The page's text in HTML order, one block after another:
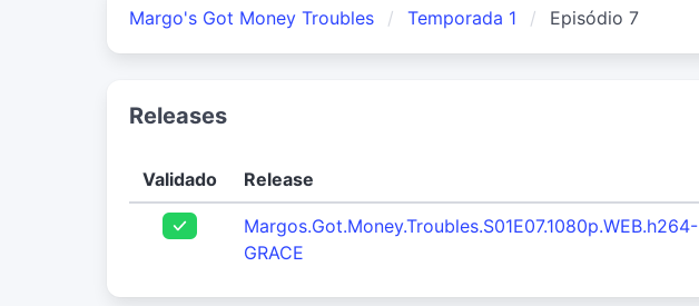
Margo's Got Money Troubles Temporada 1 Episódio 7
Releases
Validado Release
Margos.Got.Money.Troubles.S01E07.1080p.WEB.h264-
GRACE